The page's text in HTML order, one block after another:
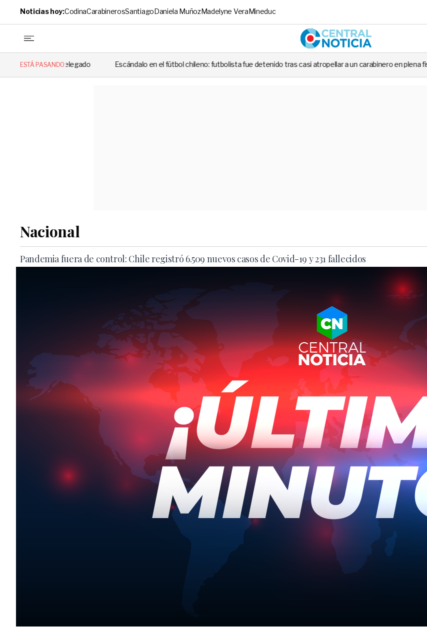
Noticias hoy:CodinaCarabinerosSantiagoDaniela MuñozMadelyne VeraMineduc
Central
ESTÁ PASANDO:Escándalo en el fútbol chileno: futbolista fue detenido tras casi atropellar a un carabinero en plena fiscalización
Nacional
Pandemia fuera de control: Chile registró 6.509 nuevos casos de Covid-19 y 231 fallecidos